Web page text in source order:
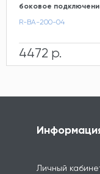
боковое
R-BA-200-04
4472 р.
Личный